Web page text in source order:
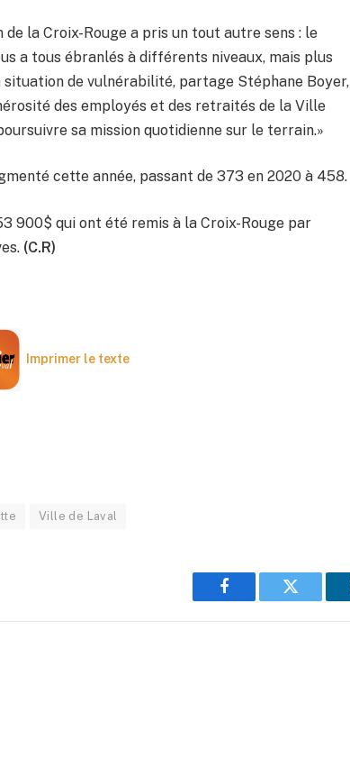
de la Croix-Rouge a pris un tout autre sens : le
a tous ébranlés à différents niveaux, mais plus
de vulnérabilité, partage Stéphane Boyer,
des employés et des retraités de la Ville
sa mission quotidienne sur le terrain.»
cette année, passant de 373 en 2020 à 458.
900$ qui ont été remis à la Croix-Rouge par
(C.R)
Imprimer le texte
Ville de Laval
Facebook Twitter